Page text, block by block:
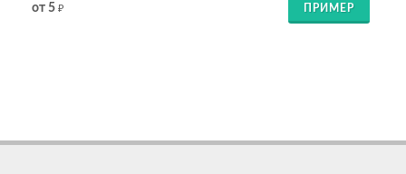
от 5 ₽ ПРИМЕР